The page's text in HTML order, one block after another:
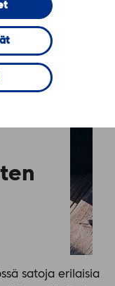
satoja erilaisia